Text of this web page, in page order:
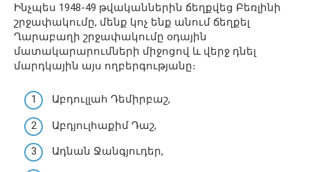
Ինչպես 1948-49 թվականներին ճեղքվեց Բեռլինի
շրջափակումը, մենք կոչ ենք անում ճեղքել
Ղարաբաղի շրջափակումը օդային
մատակարարումների միջոցով և վերջ դնել
մարդկային այս ողբերգությանը։
Աբդուլլահ Դեմիրբաշ,
Աբդյուլհաքիմ Դաշ,
Ադնան Ջանգյուդեր,